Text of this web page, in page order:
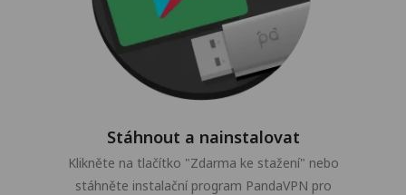
Stáhnout a nainstalovat
Klikněte na tlačítko "Zdarma ke stažení" nebo
stáhněte instalační program PandaVPN pro